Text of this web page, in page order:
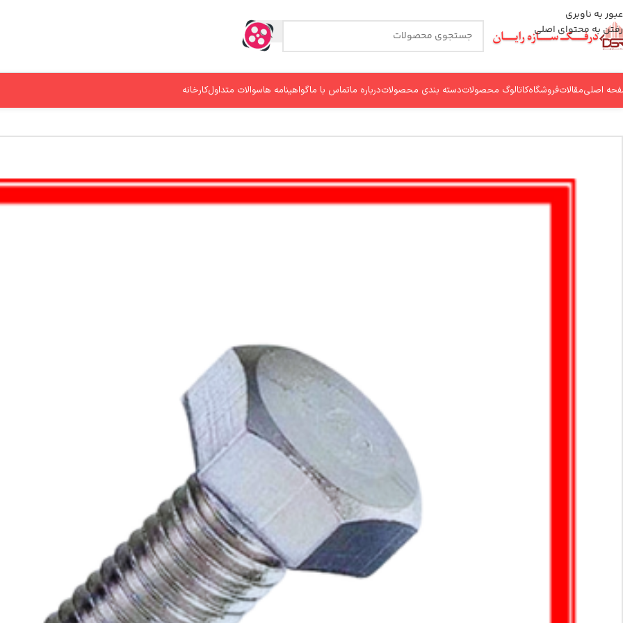
عبور به ناوبری
رفتن به محتوای اصلی
اصلیمقالاتفروشگاهکاتالوگ محصولاتدسته بندی محصولاتدرباره ماتماس با ماگواهینامه هاسوالات متداولکارخانه